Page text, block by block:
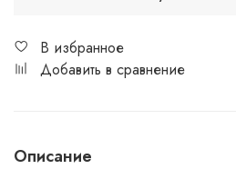
В избранное
Добавить в сравнение
Описание